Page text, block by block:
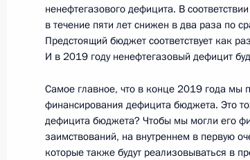
Встреча с
организаций
11 октября 2016 года, 20:10
Заседание Совета по
11 октября 2016 года, 19:10
ненефтегазового дефицита. В
в течение пяти лет снижен в два раза по
Предстоящий бюджет соответствует как
И в 2019 году ненефтегазовый дефицит
Самое главное, что в конце 2019 года мы
финансирования дефицита бюджета. Это
дефицита бюджета? Чтобы мы могли его
заимствований, на внутреннем в первую
которые также будут реализовываться в